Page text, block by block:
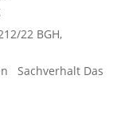
22 BGH,
Sachverhalt Das